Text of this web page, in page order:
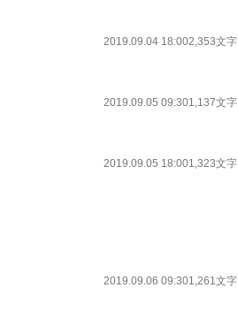
2019.09.04 18:002,353文字
2019.09.05 09:301,137文字
2019.09.05 18:001,323文字
2019.09.06 09:301,261文字